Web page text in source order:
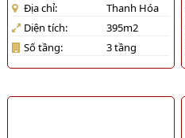
Địa chỉ:
Thanh Hóa
Diện tích:
395m2
Số tầng:
3 tầng